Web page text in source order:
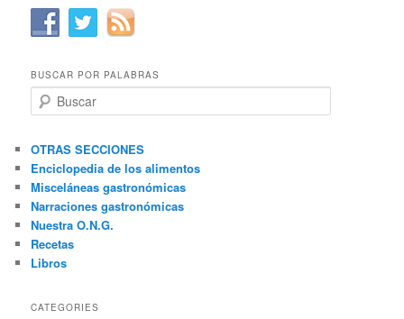
BUSCAR POR PALABRAS
u
c
a
r
OTRAS SECCIONES
Enciclopedia de los alimentos
Misceláneas gastronómicas
Narraciones gastronómicas
Nuestra O.N.G.
Recetas
Libros
CATEGORIES